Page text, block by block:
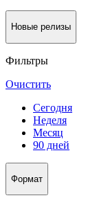
Новые релизы
Фильтры
Очистить
Сегодня
Неделя
Месяц
90 дней
Формат